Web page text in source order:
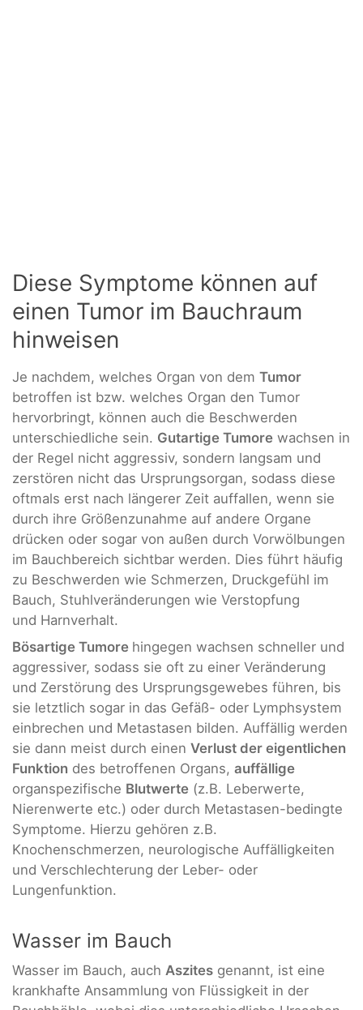
Diese Symptome können auf
einen Tumor im Bauchraum
hinweisen
Je nachdem, welches Organ von dem Tumor
betroffen ist bzw. welches Organ den Tumor
hervorbringt, können auch die Beschwerden
unterschiedliche sein. Gutartige Tumore wachsen in
der Regel nicht aggressiv, sondern langsam und
zerstören nicht das Ursprungsorgan, sodass diese
oftmals erst nach längerer Zeit auffallen, wenn sie
durch ihre Größenzunahme auf andere Organe
drücken oder sogar von außen durch Vorwölbungen
im Bauchbereich sichtbar werden. Dies führt häufig
zu Beschwerden wie Schmerzen, Druckgefühl im
Bauch, Stuhlveränderungen wie Verstopfung
und Harnverhalt.
Bösartige Tumore hingegen wachsen schneller und
aggressiver, sodass sie oft zu einer Veränderung
und Zerstörung des Ursprungsgewebes führen, bis
sie letztlich sogar in das Gefäß- oder Lymphsystem
einbrechen und Metastasen bilden. Auffällig werden
sie dann meist durch einen Verlust der eigentlichen
Funktion des betroffenen Organs, auffällige
organspezifische Blutwerte (z.B. Leberwerte,
Nierenwerte etc.) oder durch Metastasen-bedingte
Symptome. Hierzu gehören z.B.
Knochenschmerzen, neurologische Auffälligkeiten
und Verschlechterung der Leber- oder
Lungenfunktion.
Wasser im Bauch
Wasser im Bauch, auch Aszites genannt, ist eine
krankhafte Ansammlung von Flüssigkeit in der